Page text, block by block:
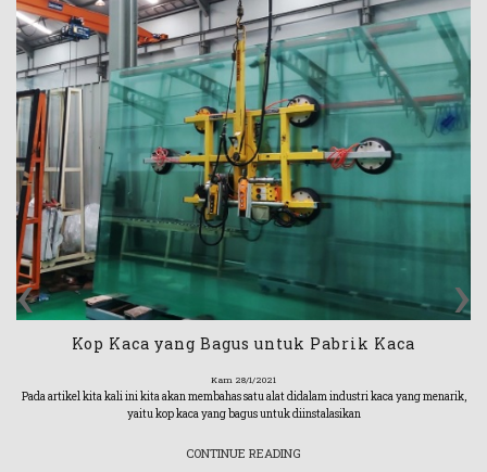
Kop Kaca yang Bagus untuk Pabrik Kaca
Kam 28/1/2021
Pada artikel kita kali ini kita akan membahas satu alat didalam industri kaca yang menarik,
yaitu kop kaca yang bagus untuk diinstalasikan
CONTINUE READING
‹ ›